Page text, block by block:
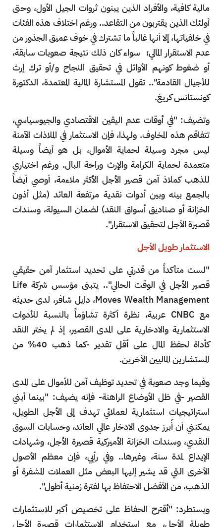
مالية كافية، والأفراد الذين يبنون ثروات الجيل الأول، وحتى
أولئك الذين يقتربون من التقاعد.. ورغم اختلاف هذه الفئات
في خلفياتها، إلا أنها غالباً ما تشترك في خوف عميق الجذور من
عدم الاستقرار المالي؛ سواء كان ذلك نتيجة صعوبات سابقة،
أو ضغوط كونهم الأوائل في تحقيق النجاح و/أو ترك إرث
للأجيال القادمة".. تقول المستشارة المالية المعتمدة، الدكتورة
كونستانس كريغ.
وتضيف: "في أوقات عدم اليقين الاقتصادي والجيوسياسي،
تتفاقم هذه المخاوف. ولهذا، فإن الاستثمار في الملاذات الآمنة
ليس مجرد وسيلة لحماية الأموال، بل هو أيضاً وسيلة
متعمدة لحماية الكرامة والإرث وراحة البال. ورغم اختياري
للذهب كملاذ آمن قصير الأجل الأكثر ملاءمة، أوصي أيضاً
بالجمع بينه وبين أدوات نقدية مرتفعة العائد (مثل أذون
الخزانة أو صناديق أسواق النقد) لضمان السيولة، وسندات
قصيرة الأجل لتحقيق الاستقرار".
الاستثمار طويل الأجل
"لست متأكداً من قدرتي على تحديد استثمار آمن حقيقي
قصير الأجل في الوقت الحالي".. يتبنى مؤسس شركة Life
Moves Wealth Management، دايل شافر، لدى حديثه
مع CNBC عربية، نظرة أكثرة تشاؤماً بالنسبة للأدوات
الاستثمارية والادخارية على المدى القصير، إذ لم يختر النقد
كأداة لحفظ المال على أقل تقدير -كما ذهب 40% من
المستشارين الماليين الآخرين.
وفيما وجد صعوبة في تحديد توظيف آمن للأموال على المدى
القصير -في ظل الأوضاع الراهنة- فإنه يضيف: "بينما أبني
استراتيجيات استثمارية لعملائي تهدف إلى الأجل الطويل،
يمكنني أن أُبرز جدوى الادخار عالي العائد، وحسابات السوق
النقدي، وسندات الخزانة الأميركية قصيرة الأجل، وشهادات
الإيداع لمدة سنة، وغيرها.. وفي رأيي، فإن معظم الأصول
الأخرى التي قد يشير إليها البعض مثل العملات المشفرة أو
الذهب، من الأفضل الاحتفاظ بها لفترة زمنية أطول".
ويستطرد: "أقترح الحفاظ على تخصيص أكبر للاستثمارات
طويلة الأجل، مع استخدام الاستثمارات قصيرة الأجل